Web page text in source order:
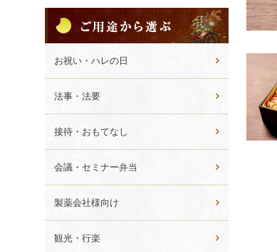
用
途
か
ら
選
ぶ
お祝い・ハレの日
法事・法要
接待・おもてなし
会議・セミナー弁当
製薬会社様向け
観光・行楽